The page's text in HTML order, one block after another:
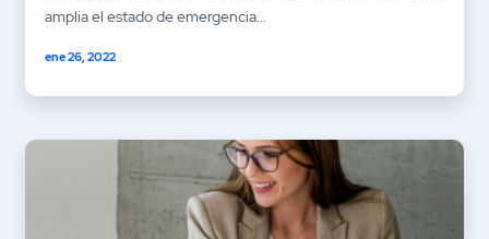
amplia el estado de emergencia...
ene 26, 2022